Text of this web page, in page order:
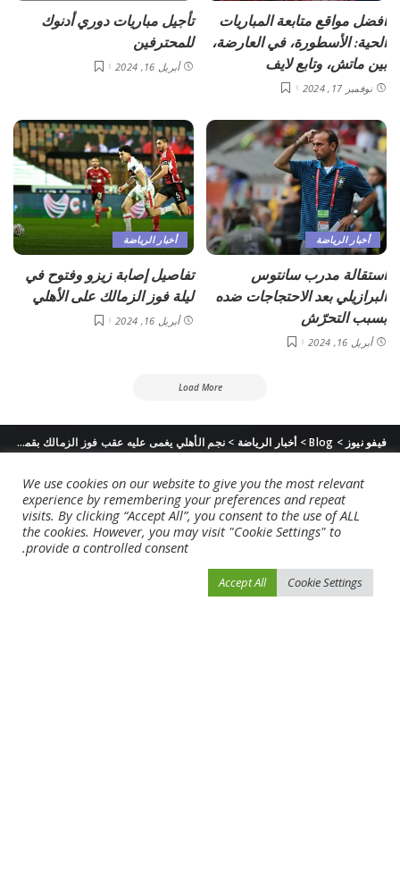
أفضل مواقع متابعة المباريات
الحية: الأسطورة، في العارضة،
بين ماتش، وتابع لايف
نوفمبر 17, 2024
تأجيل مباريات دوري أدنوك
للمحترفين
أبريل 16, 2024
أخبار الرياضة
استقالة مدرب سانتوس
البرازيلي بعد الاحتجاجات ضده
بسبب التحرّش
أبريل 16, 2024
أخبار الرياضة
تفاصيل إصابة زيزو وفتوح في
ليلة فوز الزمالك على الأهلي
أبريل 16, 2024
Load More
فيفو نيوز >
Blog
> أخبار الرياضة > نجم الأهلي يغمى عليه عقب فوز الزمالك بقمة الدوري المصري (فيديو)
We use cookies on our website to give you the most relevant
experience by remembering your preferences and repeat
visits. By clicking “Accept All”, you consent to the use of ALL
the cookies. However, you may visit "Cookie Settings" to
provide a controlled consent.
Cookie Settings
Accept All